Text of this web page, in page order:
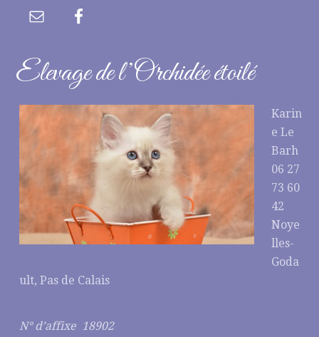
Elevage de l’Orchidée étoilé
Karin
e Le
Barh
06 27
73 60
42
Noye
lles-
Goda
ult, Pas de Calais
N° d’affixe 18902